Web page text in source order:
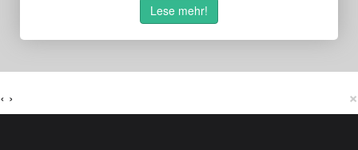
Lese mehr!
‹ › ×